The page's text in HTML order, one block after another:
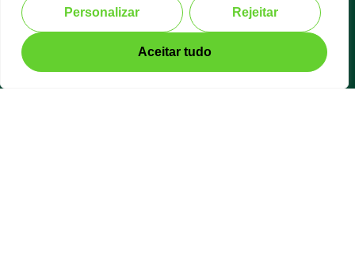
Personalizar Rejeitar
Aceitar tudo
contato@zeros.eco